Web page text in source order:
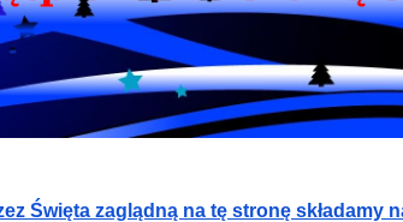
Święta zaglądną na tę stronę składamy